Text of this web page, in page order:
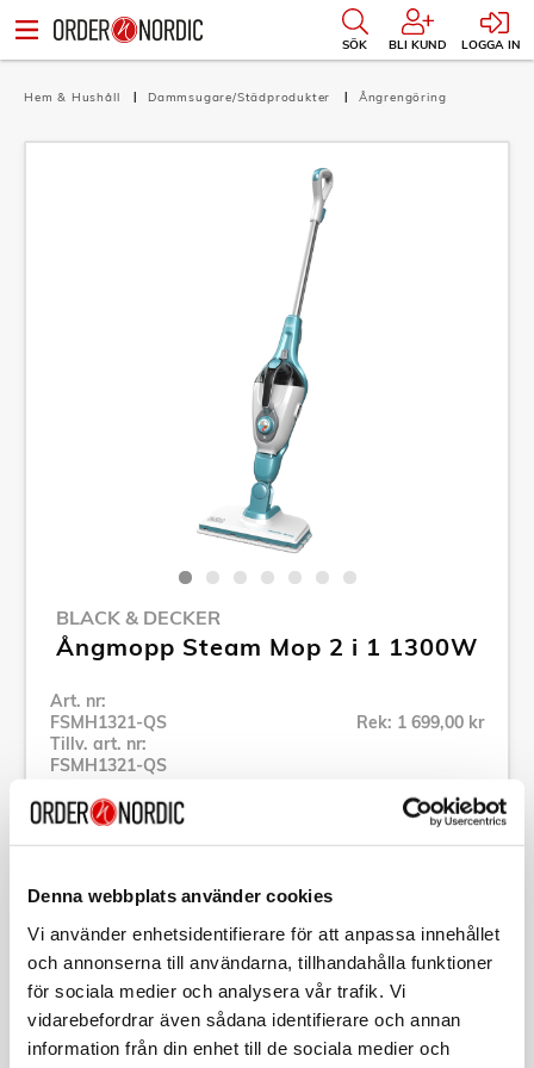
Denna webbplats använder cookies
Vi använder enhetsidentifierare för att anpassa innehållet
och annonserna till användarna, tillhandahålla funktioner
för sociala medier och analysera vår trafik. Vi
vidarebefordrar även sådana identifierare och annan
information från din enhet till de sociala medier och
SÖK BLI KUND LOGGA IN
Hem & Hushåll Dammsugare/Städprodukter Ångrengöring
BLACK & DECKER
Ångmopp Steam Mop 2 i 1 1300W
Art. nr:
FSMH1321-QS
Tillv. art. nr:
FSMH1321-QS
Rek: 1 699,00 kr
Specifikation
Beskrivning
Art. nr:FSMH1321-QS
Tillv. art. nr:FSMH1321-